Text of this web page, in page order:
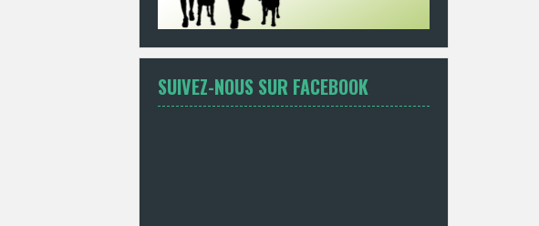
SUIVEZ-NOUS SUR FACEBOOK